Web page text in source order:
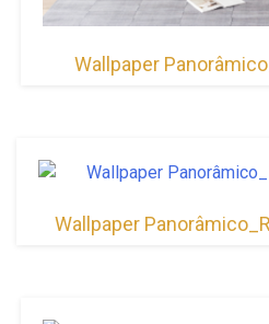
Wallpaper
Wallpaper